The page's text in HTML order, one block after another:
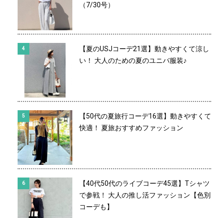
（7/30号）
【夏のUSJコーデ21選】動きやすくて涼し
い！ 大人のための夏のユニバ服装♪
【50代の夏旅行コーデ16選】動きやすくて
快適！ 夏旅おすすめファッション
【40代50代のライブコーデ45選】Tシャツ
で参戦！ 大人の推し活ファッション【色別
コーデも】